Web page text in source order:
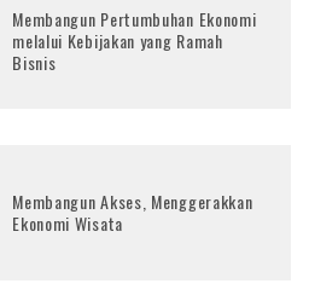
Membangun Pertumbuhan Ekonomi
melalui Kebijakan yang Ramah
Bisnis
Membangun Akses, Menggerakkan
Ekonomi Wisata